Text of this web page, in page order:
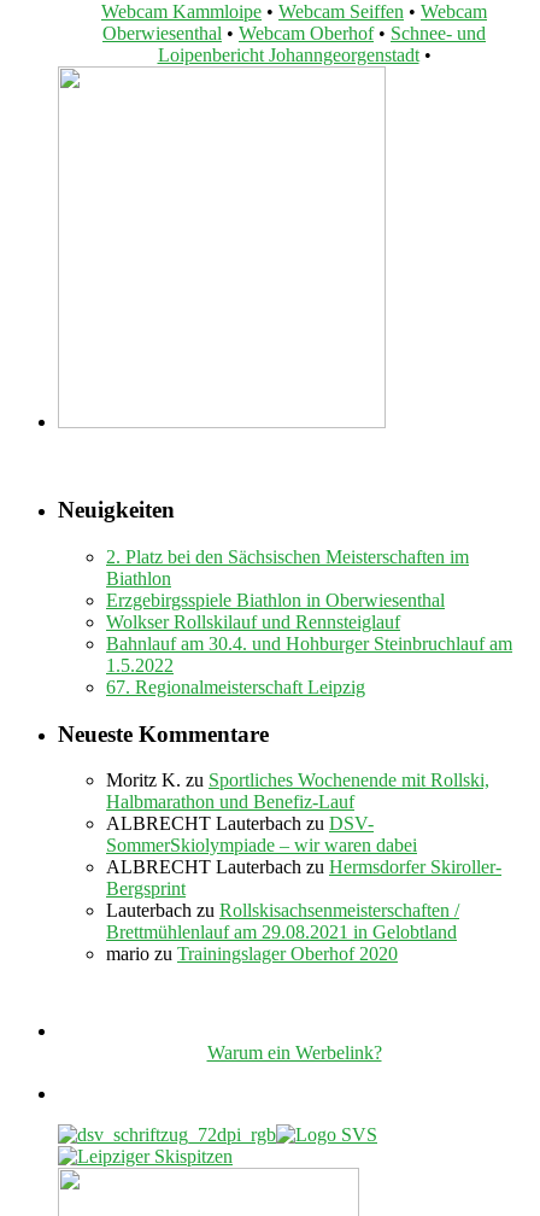
Webcam Kammloipe • Webcam Seiffen • Webcam
Oberwiesenthal • Webcam Oberhof• Schnee- und
Loipenbericht Johanngeorgenstadt•
Neuigkeiten
2. Platz bei den Sächsischen Meisterschaften im
Biathlon
Erzgebirgsspiele Biathlon in Oberwiesenthal
Wolkser Rollskilauf und Rennsteiglauf
Bahnlauf am 30.4. und Hohburger Steinbruchlauf am
1.5.2022
67. Regionalmeisterschaft Leipzig
Neueste Kommentare
Moritz K. zu Sportliches Wochenende mit Rollski,
Halbmarathon und Benefiz-Lauf
ALBRECHT Lauterbach zu DSV-
SommerSkiolympiade – wir waren dabei
ALBRECHT Lauterbach zu Hermsdorfer Skiroller-
Bergsprint
Lauterbach zu Rollskisachsenmeisterschaften /
Brettmühlenlauf am 29.08.2021 in Gelobtland
mario zu Trainingslager Oberhof 2020
Warum ein Werbelink?